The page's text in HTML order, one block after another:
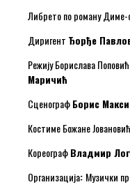
Либрето по роману Диме-
Диригент Ђорђе
Режију Борислава
Маричић
СценографБорис
Костиме Божане
КореографВладмир
Организација: Музички